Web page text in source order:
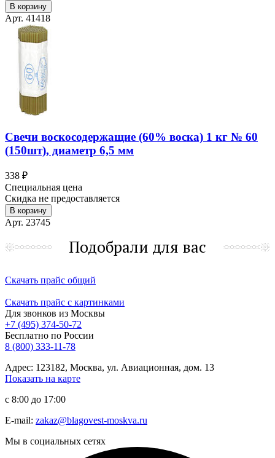
В корзину
Арт. 41418
Свечи воскосодержащие (60% воска) 1 кг № 60
(150шт), диаметр 6,5 мм
338 ₽
Специальная цена
Скидка не предоставляется
В корзину
Арт. 23745
Подобрали для вас
Скачать прайс общий
Скачать прайс с картинками
Для звонков из Москвы
+7 (495) 374-50-72
Бесплатно по России
8 (800) 333-11-78
Адрес: 123182, Москва, ул. Авиационная, дом. 13
Показать на карте
с 8:00 до 17:00
E-mail: zakaz@blagovest-moskva.ru
Мы в социальных сетях